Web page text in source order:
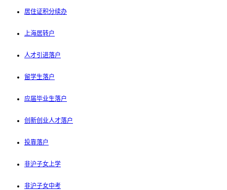
居住证积分续办
上海居转户
人才引进落户
留学生落户
应届毕业生落户
创新创业人才落户
投靠落户
非沪子女上学
非沪子女中考